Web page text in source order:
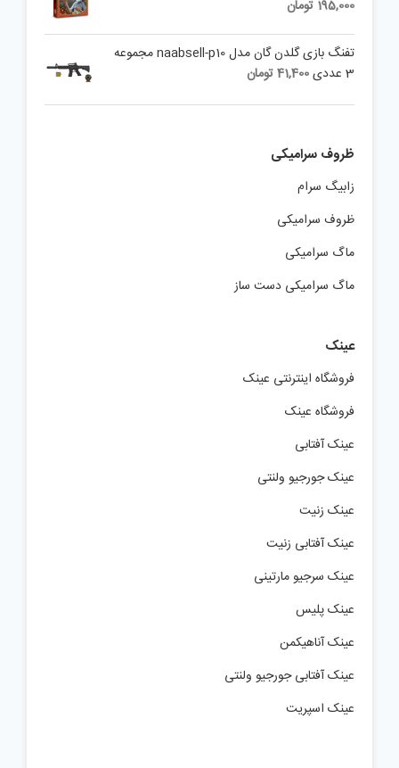
195,000 تومان
195,000 تومان.
تفنگ بازی گلدن گان مدل naabsell-p10 مجموعه
3 عددی
41,400تومان
ظروف سرامیکی
زابیگ سرام
ظروف سرامیکی
ماگ سرامیکی
ماگ سرامیکی دست ساز
عینک
فروشگاه اینترنتی عینک
فروشگاه عینک
عینک آفتابی
عینک جورجیو ولنتی
عینک زنیت
عینک آفتابی زنیت
عینک سرجیو مارتینی
عینک پلیس
عینک آناهیکمن
عینک آفتابی جورجیو ولنتی
عینک اسپریت